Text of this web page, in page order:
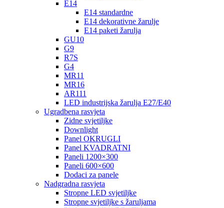
E14
E14 standardne
E14 dekorativne žarulje
E14 paketi žarulja
GU10
G9
R7S
G4
MR11
MR16
AR111
LED industrijska žarulja E27/E40
Ugradbena rasvjeta
Zidne svjetiljke
Downlight
Panel OKRUGLI
Panel KVADRATNI
Paneli 1200×300
Paneli 600×600
Dodaci za panele
Nadgradna rasvjeta
Stropne LED svjetiljke
Stropne svjetiljke s žaruljama